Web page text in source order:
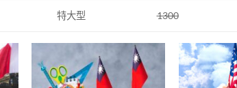
特大型 1300